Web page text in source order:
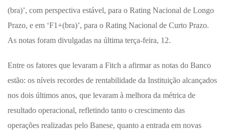
(bra)’, com perspectiva estável, para o Rating Nacional de Longo
Prazo, e em ‘F1+(bra)’, para o Rating Nacional de Curto Prazo.
As notas foram divulgadas na última terça-feira, 12.
Entre os fatores que levaram a Fitch a afirmar as notas do Banco
estão: os níveis recordes de rentabilidade da Instituição alcançados
nos dois últimos anos, que levaram à melhora da métrica de
resultado operacional, refletindo tanto o crescimento das
operações realizadas pelo Banese, quanto a entrada em novas